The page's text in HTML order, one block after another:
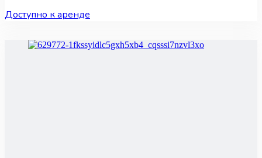
Доступно к аренде